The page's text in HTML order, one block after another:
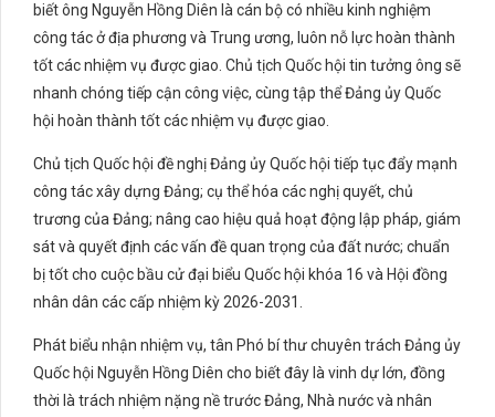
biết ông Nguyễn Hồng Diên là cán bộ có nhiều kinh nghiệm
công tác ở địa phương và Trung ương, luôn nỗ lực hoàn thành
tốt các nhiệm vụ được giao. Chủ tịch Quốc hội tin tưởng ông sẽ
nhanh chóng tiếp cận công việc, cùng tập thể Đảng ủy Quốc
hội hoàn thành tốt các nhiệm vụ được giao.
Chủ tịch Quốc hội đề nghị Đảng ủy Quốc hội tiếp tục đẩy mạnh
công tác xây dựng Đảng; cụ thể hóa các nghị quyết, chủ
trương của Đảng; nâng cao hiệu quả hoạt động lập pháp, giám
sát và quyết định các vấn đề quan trọng của đất nước; chuẩn
bị tốt cho cuộc bầu cử đại biểu Quốc hội khóa 16 và Hội đồng
nhân dân các cấp nhiệm kỳ 2026-2031.
Phát biểu nhận nhiệm vụ, tân Phó bí thư chuyên trách Đảng ủy
Quốc hội Nguyễn Hồng Diên cho biết đây là vinh dự lớn, đồng
thời là trách nhiệm nặng nề trước Đảng, Nhà nước và nhân